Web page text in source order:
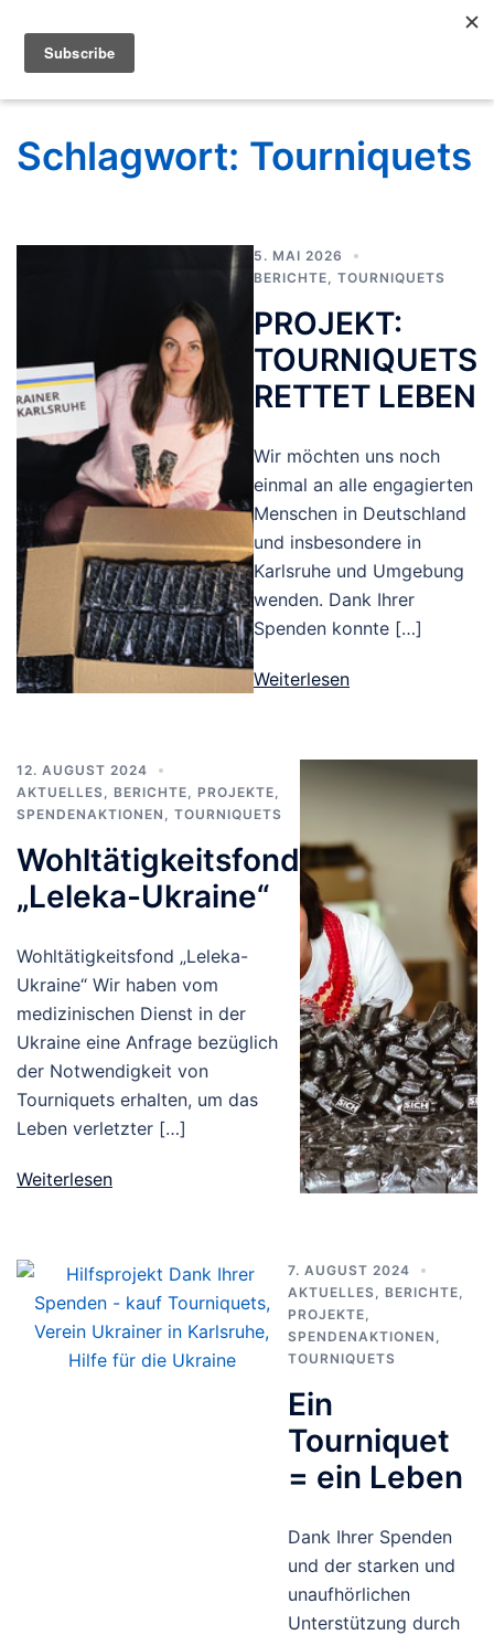
Schlagwort: Tourniquets
5. MAI 2026
BERICHTE
TOURNIQUETS
PROJEKT:
TOURNIQUETS
RETTET LEBEN
Wir möchten uns noch
einmal an alle engagierten
Menschen in Deutschland
und insbesondere in
Karlsruhe und Umgebung
wenden. Dank Ihrer
Spenden konnte […]
Weiterlesen
12. AUGUST 2024
AKTUELLES
BERICHTE PROJEKTE
SPENDENAKTIONEN
TOURNIQUETS
Wohltätigkeitsfond
„Leleka-Ukraine“
Wohltätigkeitsfond „Leleka-
Ukraine“ Wir haben vom
medizinischen Dienst in der
Ukraine eine Anfrage bezüglich
der Notwendigkeit von
Tourniquets erhalten, um das
Leben verletzter […]
Weiterlesen
7. AUGUST 2024
AKTUELLES
BERICHTE
PROJEKTE
SPENDENAKTIONEN
TOURNIQUETS
Ein
Tourniquet
= ein Leben
Dank Ihrer Spenden
und der starken und
unaufhörlichen
Unterstützung durch